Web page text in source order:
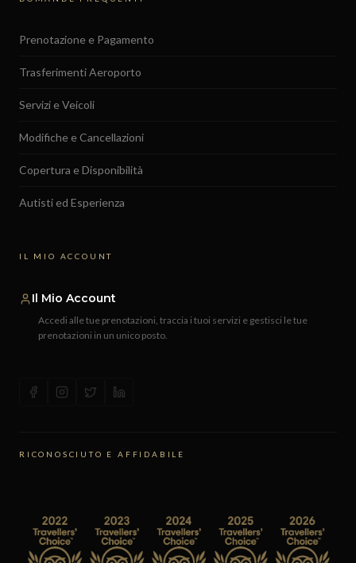
Prenotazione e Pagamento
Trasferimenti Aeroporto
Servizi e Veicoli
Modifiche e Cancellazioni
Copertura e Disponibilità
Autisti ed Esperienza
IL MIO ACCOUNT
Il Mio Account
Accedi alle tue prenotazioni, traccia i tuoi servizi e gestisci le tue
prenotazioni in un unico posto.
RICONOSCIUTO E AFFIDABILE